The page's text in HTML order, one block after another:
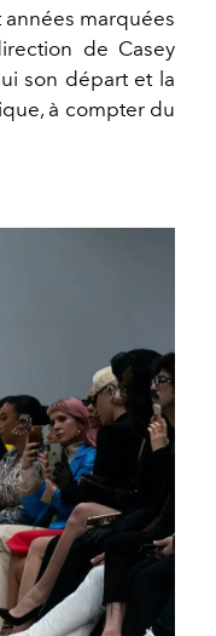
années marquées
de Casey
son départ et la
à compter du